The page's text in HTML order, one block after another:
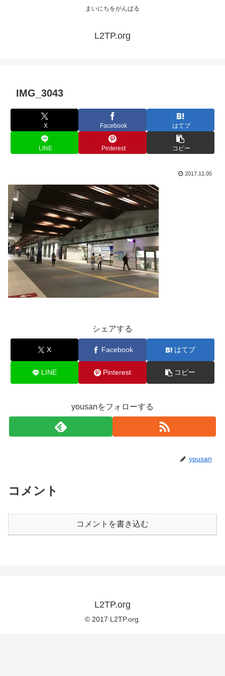
まいにちをがんばる
L2TP.org
IMG_3043
X Facebook はてブ
LINE Pinterest コピー
2017.11.05
シェアする
X Facebook はてブ
LINE Pinterest コピー
yousanをフォローする
yousan
コメント
コメントを書き込む
L2TP.org
© 2017 L2TP.org.